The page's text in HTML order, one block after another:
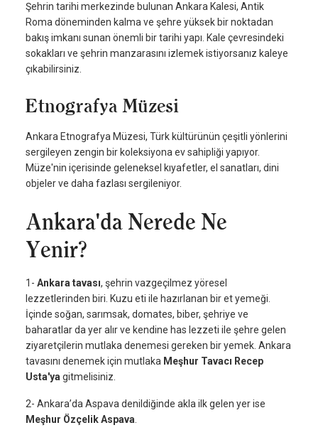
Şehrin tarihi merkezinde bulunan Ankara Kalesi, Antik
Roma döneminden kalma ve şehre yüksek bir noktadan
bakış imkanı sunan önemli bir tarihi yapı. Kale çevresindeki
sokakları ve şehrin manzarasını izlemek istiyorsanız kaleye
çıkabilirsiniz.
Etnografya Müzesi
Ankara Etnografya Müzesi, Türk kültürünün çeşitli yönlerini
sergileyen zengin bir koleksiyona ev sahipliği yapıyor.
Müze'nin içerisinde geleneksel kıyafetler, el sanatları, dini
objeler ve daha fazlası sergileniyor.
Ankara'da Nerede Ne
Yenir?
1- Ankara tavası, şehrin vazgeçilmez yöresel
lezzetlerinden biri. Kuzu eti ile hazırlanan bir et yemeği.
İçinde soğan, sarımsak, domates, biber, şehriye ve
baharatlar da yer alır ve kendine has lezzeti ile şehre gelen
ziyaretçilerin mutlaka denemesi gereken bir yemek. Ankara
tavasını denemek için mutlaka Meşhur Tavacı Recep
Usta'yagitmelisiniz.
2- Ankara’da Aspava denildiğinde akla ilk gelen yer ise
Meşhur Özçelik Aspava.